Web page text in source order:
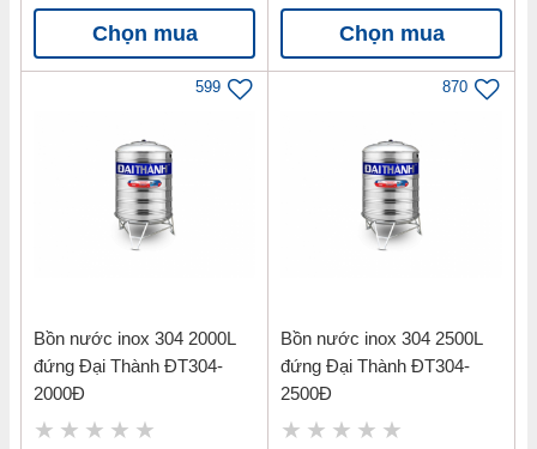
Chọn mua Chọn mua
599
Bồn nước inox 304 2000L
đứng Đại Thành ĐT304-
2000Đ
870
Bồn nước inox 304 2500L
đứng Đại Thành ĐT304-
2500Đ